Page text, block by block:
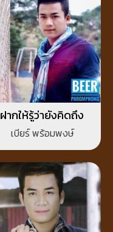
ฝากให้รู้ว่ายังคิดถึง
เบียร์ พร้อมพงษ์